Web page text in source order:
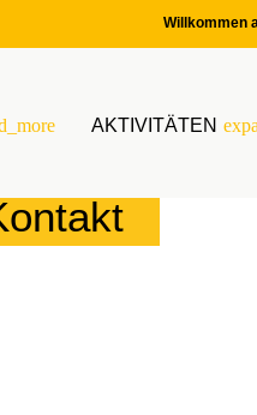
Willkommen
AKTIVITÄTEN